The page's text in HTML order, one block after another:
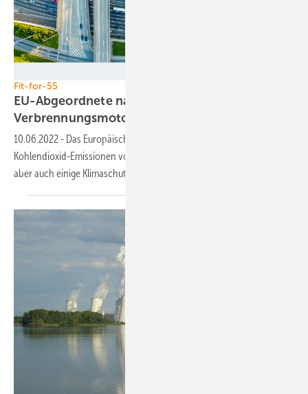
Fit-for-55
EU-Abgeordnete nabeln uns vom
Verbrennungsmotor
10.06.2022 - Das Europäische Parlament hat für ein Aus der
Kohlendioxid-Emissionen von Autos ab 2035 gestimmt – verschob
aber auch einige Klimaschutzmaßnahmen.